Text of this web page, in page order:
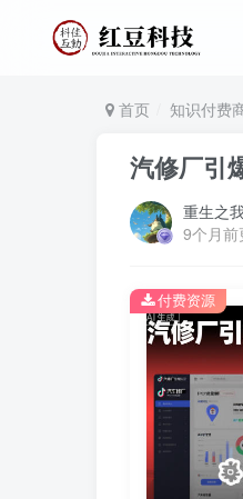
首页 知识付费
汽修厂引
重生之
9个月前
付费资源